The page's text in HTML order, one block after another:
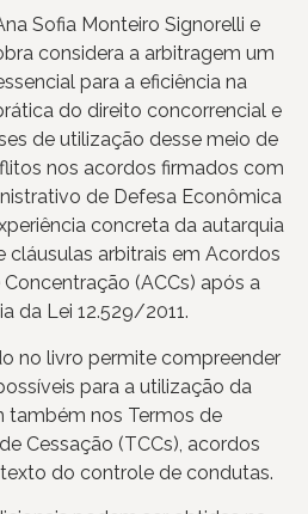
Sofia Monteiro Signorelli e
considera a arbitragem um
para a eficiência na
do direito concorrencial e
de utilização desse meio de
nos acordos firmados com
de Defesa Econômica
concreta da autarquia
cláusulas arbitrais em Acordos
(ACCs) após a
da Lei 12.529/2011.
no livro permite compreender
para a utilização da
também nos Termos de
Cessação (TCCs), acordos
do controle de condutas.